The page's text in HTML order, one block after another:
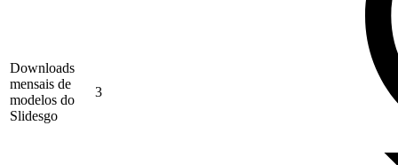
Downloads
mensais de
modelos do
Slidesgo
3